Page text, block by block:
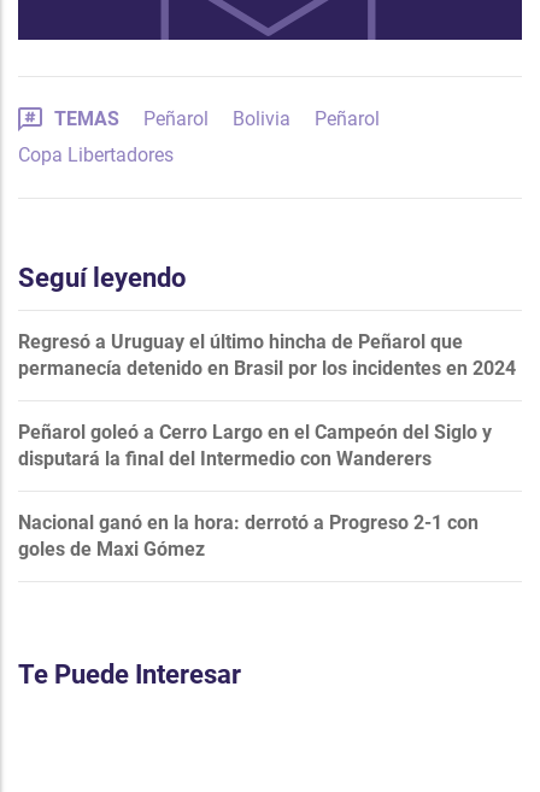
TEMAS Peñarol Bolivia
Peñarol
Copa Libertadores
Seguí leyendo
Regresó a Uruguay el último hincha de Peñarol que
permanecía detenido en Brasil por los incidentes en 2024
Peñarol goleó a Cerro Largo en el Campeón del Siglo y
disputará la final del Intermedio con Wanderers
Nacional ganó en la hora: derrotó a Progreso 2-1 con
goles de Maxi Gómez
Te Puede Interesar